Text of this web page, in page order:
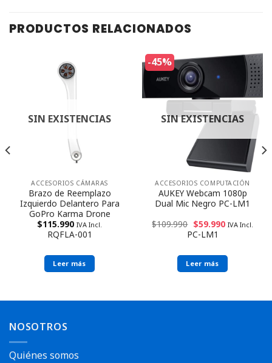
PRODUCTOS RELACIONADOS
SIN EXISTENCIAS
ACCESORIOS CÁMARAS
Brazo de Reemplazo
Izquierdo Delantero Para
GoPro Karma Drone
$115.990 IVA Incl.
RQFLA-001
Leer más
-45%
SIN EXISTENCIAS
ACCESORIOS COMPUTACIÓN
AUKEY Webcam 1080p
Dual Mic Negro PC-LM1
$109.990 $59.990 IVA Incl.
PC-LM1
Leer más
NOSOTROS
Quiénes somos